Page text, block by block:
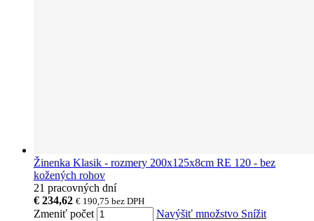
Žinenka Klasik - rozmery 200x125x8cm RE 120 - bez
kožených rohov
21 pracovných dní
€ 234,62 € 190,75 bez DPH
Zmeniť počet Navýšiť množstvo Snížit